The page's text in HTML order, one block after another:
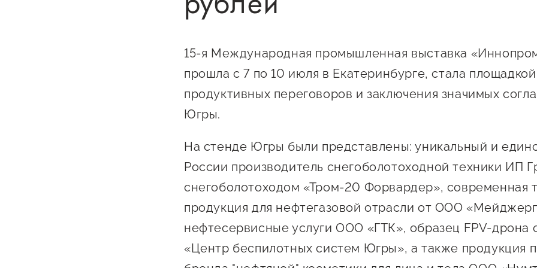
Поддержка креативного и
технологического
предпринимательства
Финансовая поддержка
Меры поддержки в условиях
внешнего санкционного
давления
мероприятий для
Проекты
социальной сферы
О центре
Поддержка центра
Истории успеха
Проекты
Оказание услуг в
социальной сфере
поддержки
Проекты
Поддержка центра
Истории успеха
технологического и
креативного
О центре
Обучающие
мероприятия
Центр поддержки
15-я Международная промышленная выставка
прошла с 7 по 10 июля в Екатеринбурге, стала
продуктивных переговоров и заключения значимых
Югры.
На стенде Югры были представлены: уникальный и
России производитель снегоболотоходной техники ИП
снегоболотоходом «Тром-20 Форвардер», современная
продукция для нефтегазовой отрасли от ООО
нефтесервисные услуги ООО «ГТК», образец FPV-дрона
«Центр беспилотных систем Югры», а также продукция